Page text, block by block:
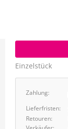
Einzelstück
Zahlung:
Lieferfristen:
Retouren: